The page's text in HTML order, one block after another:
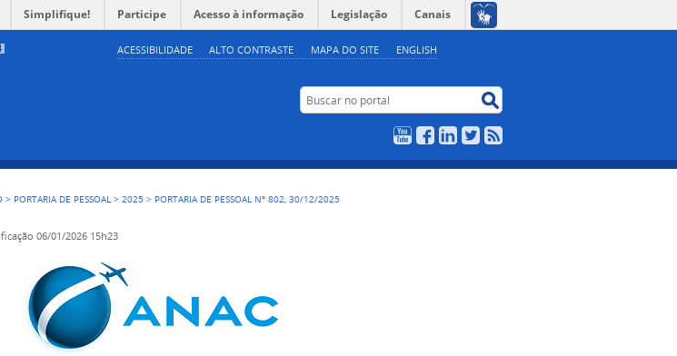
ACESSIBILIDADE ALTO CONTRASTE MAPA DO SITE ENGLISH
Simplifique! Participe Acesso à informação Legislação Canais
Buscar no portal
YouTubeFacebookLinkedIn
Twitter
> PORTARIA DE PESSOAL >2025 > PORTARIA DE PESSOAL Nº 802, 30/12/2025
06/01/2026 15h23